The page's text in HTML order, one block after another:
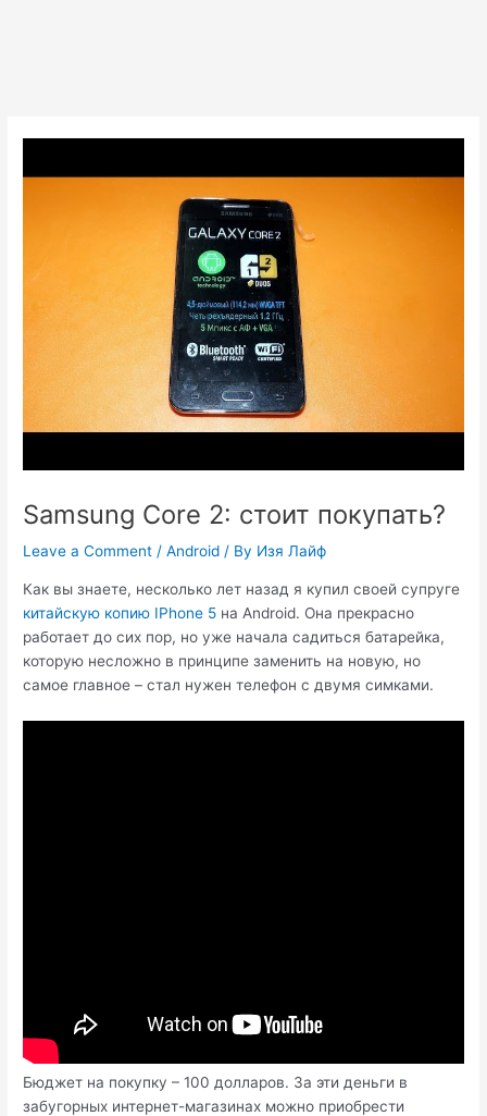
Samsung Core 2: стоит покупать?
Leave a Comment /Android / By Изя Лайф
Как вы знаете, несколько лет назад я купил своей супруге
китайскую копию IPhone 5 на Android. Она прекрасно
работает до сих пор, но уже начала садиться батарейка,
которую несложно в принципе заменить на новую, но
самое главное – стал нужен телефон с двумя симками.
Бюджет на покупку – 100 долларов. За эти деньги в
забугорных интернет-магазинах можно приобрести